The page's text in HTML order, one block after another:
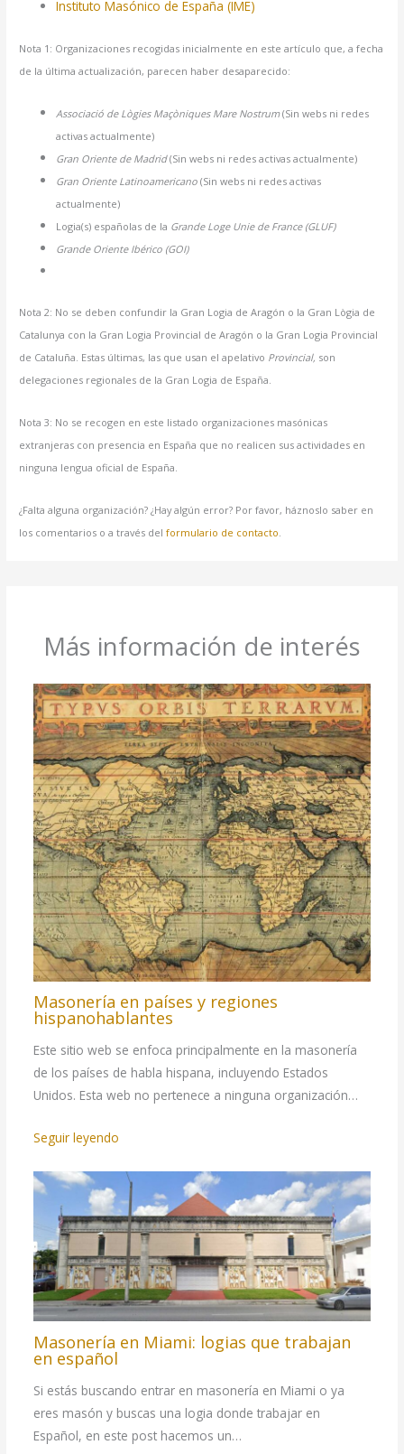
Instituto Masónico de España (IME)
Nota 1: Organizaciones recogidas inicialmente en este artículo que, a fecha
de la última actualización, parecen haber desaparecido:
Associació de Lògies Maçòniques Mare Nostrum(Sin webs ni redes
activas actualmente)
Gran Oriente de Madrid(Sin webs ni redes activas actualmente)
Gran Oriente Latinoamericano (Sin webs ni redes activas
actualmente)
Logia(s) españolas de la Grande Loge Unie de France (GLUF)
Grande Oriente Ibérico (GOI)
Nota 2: No se deben confundir la Gran Logia de Aragón o la Gran Lògia de
Catalunya con la Gran Logia Provincial de Aragón o la Gran Logia Provincial
de Cataluña. Estas últimas, las que usan el apelativo Provincial, son
delegaciones regionales de la Gran Logia de España.
Nota 3: No se recogen en este listado organizaciones masónicas
extranjeras con presencia en España que no realicen sus actividades en
ninguna lengua oficial de España.
¿Falta alguna organización? ¿Hay algún error? Por favor, háznoslo saber en
los comentarios o a través delformulario de contacto
Más información de interés
Masonería en países y regiones
hispanohablantes
Este sitio web se enfoca principalmente en la masonería
de los países de habla hispana, incluyendo Estados
Unidos. Esta web no pertenece a ninguna organización…
Seguir leyendo
Masonería en Miami: logias que trabajan
en español
Si estás buscando entrar en masonería en Miami o ya
eres masón y buscas una logia donde trabajar en
Español, en este post hacemos un…